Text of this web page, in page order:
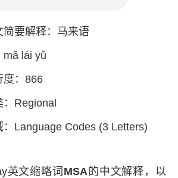
简要解释：马来语
mǎ lái yǔ
度：866
Regional
：Language Codes (3 Letters)
英文缩略词 MSA的中文解释，以